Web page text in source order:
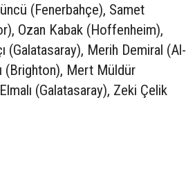
(Fenerbahçe), Samet
Ozan Kabak (Hoffenheim),
(Galatasaray), Merih Demiral (Al-
(Brighton), Mert Müldür
(Galatasaray), Zeki Çelik